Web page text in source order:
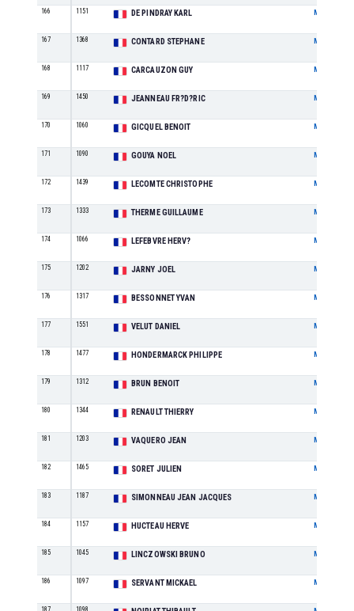
166 1151 DE PINDRAY KARL M
167 1368 CONTARD STEPHANE M
168 1117 CARCAUZON GUY M
169 1450 JEANNEAU FR?D?RIC M
170 1060 GICQUEL BENOIT M
171 1090 GOUYA NOEL M
172 1439 LECOMTE CHRISTOPHE M
173 1333 THERME GUILLAUME M
174 1066 LEFEBVRE HERV? M
175 1202 JARNY JOEL M
176 1317 BESSONNET YVAN M
177 1551 VELUT DANIEL M
178 1477 HONDERMARCK PHILIPPE M
179 1312 BRUN BENOIT M
180 1344 RENAULT THIERRY M
181 1203 VAQUERO JEAN M
182 1465 SORET JULIEN M
183 1187 SIMONNEAU JEAN JACQUES M
184 1157 HUCTEAU HERVE M
185 1045 LINCZOWSKI BRUNO M
186 1097 SERVANT MICKAEL M
187 1098